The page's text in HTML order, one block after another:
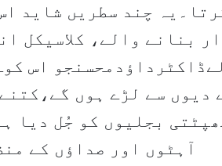
چند سطریں شاید
بنانے والے، کلاسیکل
اس
دیوں سے لڑے ہوں
بجلیوں کو جُل دیا
آہٹوں اور صداؤں کے